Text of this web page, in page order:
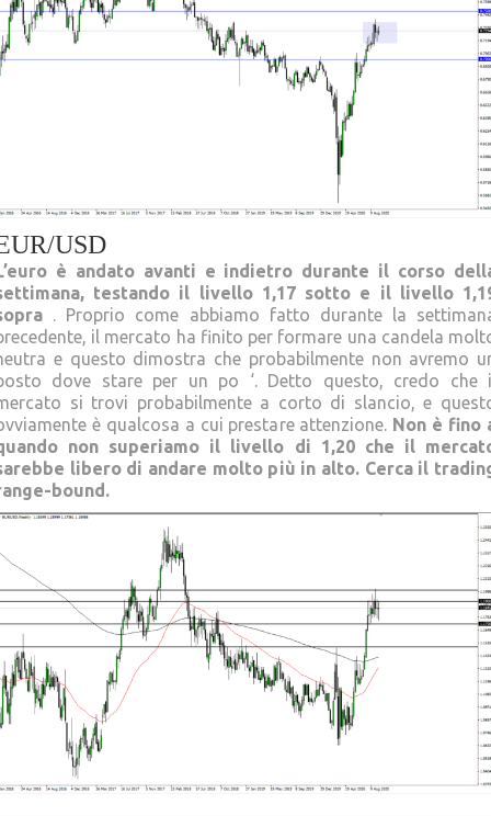
USD
è andato avanti e indietro durante il corso
testando il livello 1,17 sotto e il livello
. Proprio come abbiamo fatto durante la
il mercato ha finito per formare una candela
e questo dimostra che probabilmente non avremo
dove stare per un po ‘. Detto questo, credo che
si trovi probabilmente a corto di slancio, e
è qualcosa a cui prestare attenzione. Non è fino
non superiamo il livello di 1,20 che il
libero di andare molto più in alto. Cerca il
bound.